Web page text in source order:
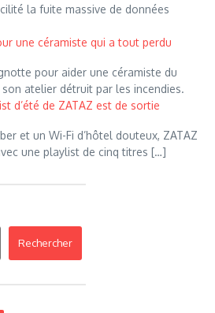
la fuite massive de données
une céramiste qui a tout perdu
pour aider une céramiste du
atelier détruit par les incendies.
d’été de ZATAZ est de sortie
et un Wi-Fi d’hôtel douteux, ZATAZ
une playlist de cinq titres […]
Rechercher